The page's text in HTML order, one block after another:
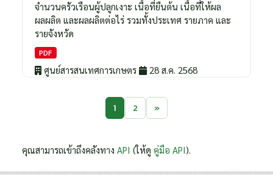
จำนวนครัวเรือนผู้ปลูกเงาะ เนื้อที่ยืนต้น เนื้อที่ให้ผล
ผลผลิต และผลผลิตต่อไร่ รวมทั้งประเทศ รายภาค และ
รายจังหวัด
PDF
ศูนย์สารสนเทศการเกษตร 28 ส.ค. 2568
1 2 »
คุณสามารถเข้าถึงคลังทาง API (ให้ดู คู่มือ API).